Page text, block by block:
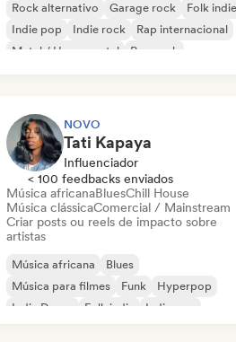
Rock alternativo Garage rock
Folk indie
Indie pop
Indie rock
Rap internacional
Metal / Heavy metal
Pop rock
NOVO
Tati Kapaya
Influenciador
< 100 feedbacks enviados
Música africanaBluesChill House
Música clássicaComercial / Mainstream
Criar posts ou reels de impacto sobre
artistas
Música africana
Blues
Música para filmes
Funk
Hyperpop
Indie Dance
Folk indie Indie pop